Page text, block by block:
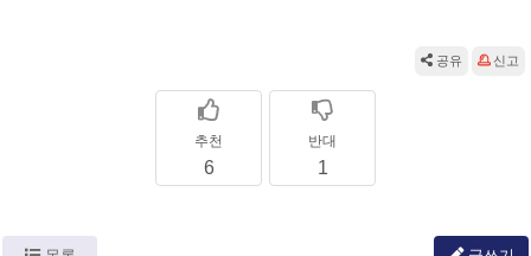
공유 신고
추천
6
반대
1